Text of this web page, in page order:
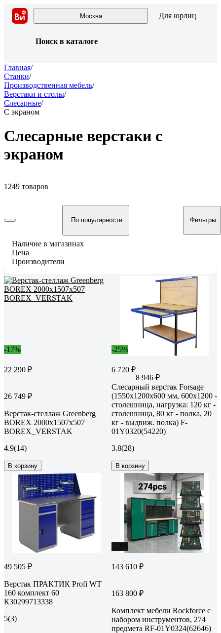
Москва Для юрлиц
Поиск в каталоге
Главная/
Станки/
Производственная мебель/
Верстаки и столы/
Слесарные/
С экраном
Слесарные верстаки с
экраном
1249 товаров
По популярности Фильтры
Наличие в магазинах
Цена
Производители
-17%
22 290 ₽
26 749 ₽
Верстак-стеллаж Greenberg
BOREX 2000х1507х507
BOREX_VERSTAK
4.9(14)
В корзину
-25%
6 720 ₽
8 946 ₽
Слесарный верстак Forsage
(1550х1200х600 мм, 600х1200 -
столешница, нагрузка: 120 кг -
столешница, 80 кг - полка, 20
кг - выдвиж. полка) F-
01Y0320(54220)
3.8(28)
В корзину
49 505 ₽
Верстак ПРАКТИК Profi WT
160 комплект 60
К30299713338
5(3)
143 610 ₽
163 800 ₽
Комплект мебели Rockforce с
набором инструментов, 274
предмета RF-01Y0324(62646)